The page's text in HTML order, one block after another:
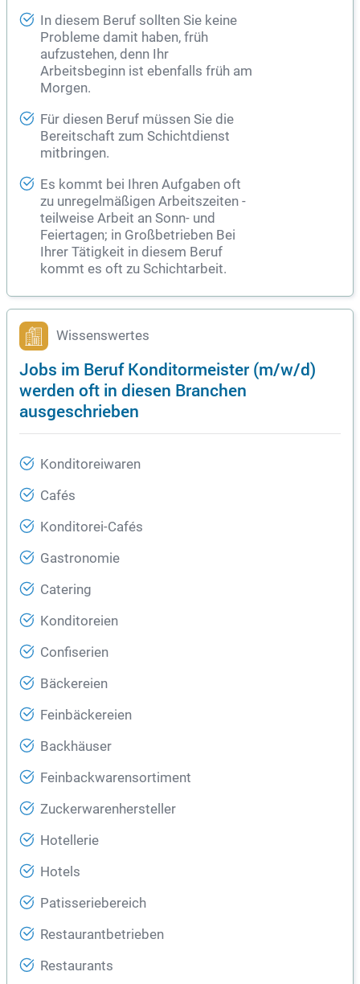
In diesem Beruf sollten Sie keine
Probleme damit haben, früh
aufzustehen, denn Ihr
Arbeitsbeginn ist ebenfalls früh am
Morgen.
Für diesen Beruf müssen Sie die
Bereitschaft zum Schichtdienst
mitbringen.
Es kommt bei Ihren Aufgaben oft
zu unregelmäßigen Arbeitszeiten -
teilweise Arbeit an Sonn- und
Feiertagen; in Großbetrieben Bei
Ihrer Tätigkeit in diesem Beruf
kommt es oft zu Schichtarbeit.
Wissenswertes
Jobs im Beruf Konditormeister (m/w/d)
werden oft in diesen Branchen
ausgeschrieben
Konditoreiwaren
Cafés
Konditorei-Cafés
Gastronomie
Catering
Konditoreien
Confiserien
Bäckereien
Feinbäckereien
Backhäuser
Feinbackwarensortiment
Zuckerwarenhersteller
Hotellerie
Hotels
Patisseriebereich
Restaurantbetrieben
Restaurants